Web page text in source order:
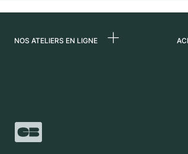
NOS ATELIERS EN LIGNE
Suisse